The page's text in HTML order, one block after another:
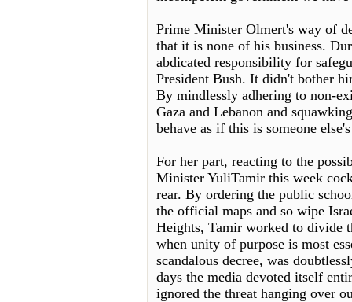
Prime Minister Olmert's way of
that it is none of his business.
abdicated responsibility for
President Bush. It didn't bother
By mindlessly adhering to non-
Gaza and Lebanon and
behave as if this is someone
For her part, reacting to the
Minister YuliTamir this week
rear. By ordering the public
the official maps and so wipe
Heights, Tamir worked to divide
when unity of purpose is most
scandalous decree, was
days the media devoted itself
ignored the threat hanging over